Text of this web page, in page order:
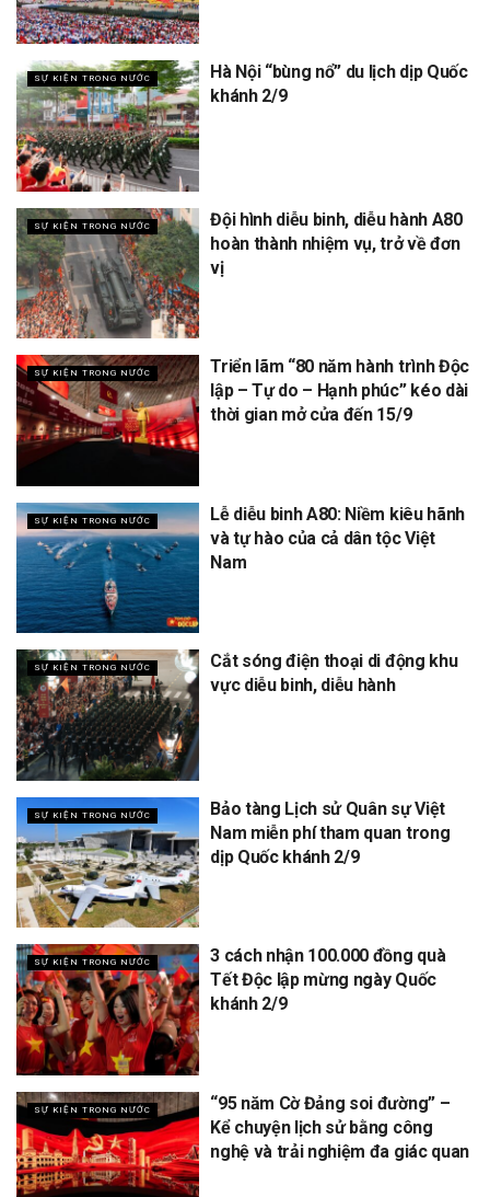
SỰ KIỆN TRONG NƯỚC
Hà Nội “bùng nổ” du lịch dịp Quốc
khánh 2/9
SỰ KIỆN TRONG NƯỚC
Đội hình diễu binh, diễu hành A80
hoàn thành nhiệm vụ, trở về đơn
vị
SỰ KIỆN TRONG NƯỚC
Triển lãm “80 năm hành trình Độc
lập – Tự do – Hạnh phúc” kéo dài
thời gian mở cửa đến 15/9
SỰ KIỆN TRONG NƯỚC
Lễ diễu binh A80: Niềm kiêu hãnh
và tự hào của cả dân tộc Việt
Nam
SỰ KIỆN TRONG NƯỚC
Cắt sóng điện thoại di động khu
vực diễu binh, diễu hành
SỰ KIỆN TRONG NƯỚC
Bảo tàng Lịch sử Quân sự Việt
Nam miễn phí tham quan trong
dịp Quốc khánh 2/9
SỰ KIỆN TRONG NƯỚC
3 cách nhận 100.000 đồng quà
Tết Độc lập mừng ngày Quốc
khánh 2/9
SỰ KIỆN TRONG NƯỚC
“95 năm Cờ Đảng soi đường” –
Kể chuyện lịch sử bằng công
nghệ và trải nghiệm đa giác quan